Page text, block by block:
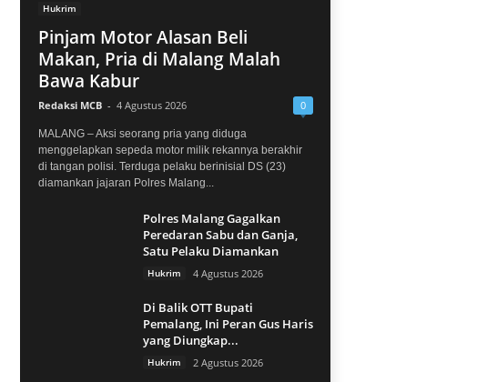
Hukrim
Pinjam Motor Alasan Beli
Makan, Pria di Malang Malah
Bawa Kabur
Redaksi MCB - 4 Agustus 2026 0
MALANG – Aksi seorang pria yang diduga
menggelapkan sepeda motor milik rekannya berakhir
di tangan polisi. Terduga pelaku berinisial DS (23)
diamankan jajaran Polres Malang...
Polres Malang Gagalkan
Peredaran Sabu dan Ganja,
Satu Pelaku Diamankan
Hukrim 4 Agustus 2026
Di Balik OTT Bupati
Pemalang, Ini Peran Gus Haris
yang Diungkap...
Hukrim 2 Agustus 2026